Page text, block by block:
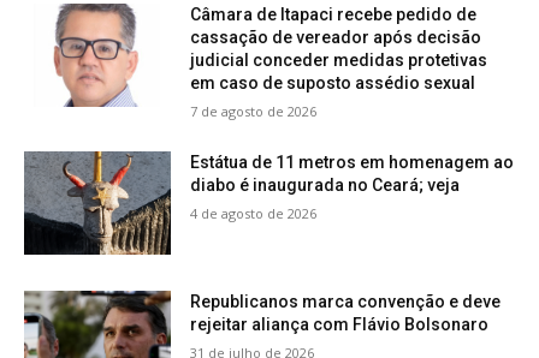
Câmara de Itapaci recebe pedido de
cassação de vereador após decisão
judicial conceder medidas protetivas
em caso de suposto assédio sexual
7 de agosto de 2026
Estátua de 11 metros em homenagem ao
diabo é inaugurada no Ceará; veja
4 de agosto de 2026
Republicanos marca convenção e deve
rejeitar aliança com Flávio Bolsonaro
31 de julho de 2026